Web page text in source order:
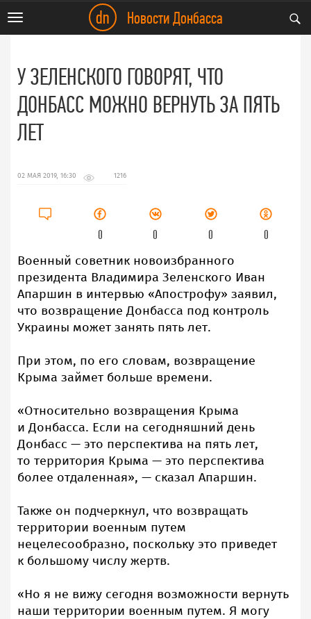
dn Новости Донбасса
У ЗЕЛЕНСКОГО ГОВОРЯТ, ЧТО
ДОНБАСС МОЖНО ВЕРНУТЬ ЗА ПЯТЬ
ЛЕТ
02 МАЯ 2019, 16:30 1216
0 0 0 0
Военный советник новоизбранного
президента Владимира Зеленского Иван
Апаршин в интервью «Апострофу» заявил,
что возвращение Донбасса под контроль
Украины может занять пять лет.
При этом, по его словам, возвращение
Крыма займет больше времени.
«Относительно возвращения Крыма
и Донбасса. Если на сегодняшний день
Донбасс — это перспектива на пять лет,
то территория Крыма — это перспектива
более отдаленная», — сказал Апаршин.
Также он подчеркнул, что возвращать
территории военным путем
нецелесообразно, поскольку это приведет
к большому числу жертв.
«Но я не вижу сегодня возможности вернуть
наши территории военным путем. Я могу